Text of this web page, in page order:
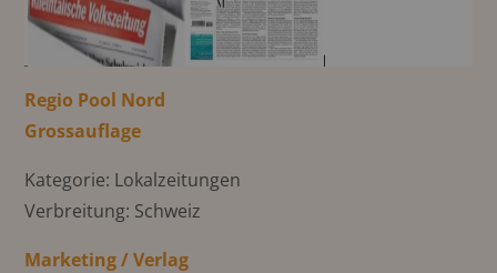
Regio Pool Nord
Grossauflage
Kategorie: Lokalzeitungen
Verbreitung: Schweiz
Marketing / Verlag